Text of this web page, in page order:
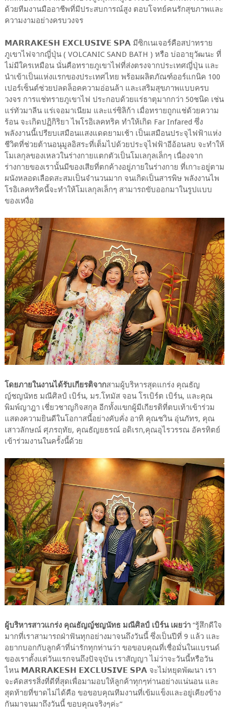
ด้วยทีมงานมืออาชีพที่มีประสบการณ์สูง ตอบโจทย์คนรักสุขภาพและ
ความงามอย่างครบวงจร
𝗠𝗔𝗥𝗥𝗔𝗞𝗘𝗦𝗛 𝗘𝗫𝗖𝗟𝗨𝗦𝗜𝗩𝗘 𝗦𝗣𝗔 มีซิกเนเจอร์คือสปาทราย
ภูเขาไฟจากญี่ปุ่น ( VOLCANIC SAND BATH ) หรือ บ่ออายุวัฒนะ ที่
ไม่มีใครเหมือน นั่นคือทรายภูเขาไฟที่ส่งตรงจากประเทศญี่ปุ่น และ
นำเข้าเป็นแห่งแรกของประเทศไทย พร้อมผลิตภัณฑ์ออร์แกนิค 100
เปอร์เซ็นต์ช่วยปลดล็อคความอ่อนล้า และเสริมสุขภาพแบบครบ
วงจร การแช่ทรายภูเขาไฟ ประกอบด้วยแร่ธาตุมากกว่า 50ชนิด เช่น
แร่ทัวมาลีน แร่เจอมาเนียม และแร่ซิลิก้า เมื่อทรายถูกแช่ด้วยความ
ร้อน จะเกิดปฏิกิริยา ไพโรอิเลคทริค ทำให้เกิด Far Infared ซึ่ง
พลังงานนี้เปรียบเสมือนแสงแดดยามเช้า เป็นเสมือนประจุไฟฟ้าแห่ง
ชีวิตที่ช่วยต้านอนุมูลอิสระที่เต็มไปด้วยประจุไฟฟ้าอีอ้อนลบ จะทำให้
โมเลกุลของเหลวในร่างกายแตกตัวเป็นโมเลกุลเล็กๆ เนื่องจาก
ร่างกายของเรานั้นมีของเสียที่ตกค้างอยู่ภายในร่างกาย ที่เกาะอยู่ตาม
ผนังหลอดเลือดสะสมเป็นจำนวนมาก จนเกิดเป็นสารพิษ พลังงานไพ
โรอิเลคทริคนี้จะทำให้โมเลกุลเล็กๆ สามารถขับออกมาในรูปแบบ
ของเหงื่อ
โดยภายในงานได้รับเกียรติจากสามผู้บริหารสุดแกร่ง คุณธัญ
ญ์ชญนัทธ มณีศิลป์ เบิร์น, มร.โทมัส จอน โรเบิร์ต เบิร์น, และคุณ
พิมพ์ญาฎา เชี่ยวชาญกิจสกุล อีกทั้งแขกผู้มีเกียรติที่ตบเท้าเข้าร่วม
แสดงความยินดีในโอกาสนี้อย่างคับคั่ง อาทิ คุณชวิน อุ่นภัทร, คุณ
เสาวลักษณ์ ศุภรฤทัย, คุณธัญยธรณ์ อดิเรก,คุณอุไรวรรณ อัครทิตย์
เข้าร่วมงานในครั้งนี้ด้วย
ผู้บริหารสาวแกร่ง คุณธัญญ์ชญนัทธ มณีศิลป์ เบิร์น เผยว่า “รู้สึกดีใจ
มากที่เราสามารถฝ่าฟันทุกอย่างมาจนถึงวันนี้ ซึ่งเป็นปีที่ 9 แล้ว และ
อยากบอกกับลูกค้าที่น่ารักทุกท่านว่า ขอขอบคุณที่เชื่อมั่นในแบรนด์
ของเราตั้งแต่วันแรกจนถึงปัจจุบัน เราสัญญา ไม่ว่าจะวันนี้หรือวัน
ไหน 𝗠𝗔𝗥𝗥𝗔𝗞𝗘𝗦𝗛 𝗘𝗫𝗖𝗟𝗨𝗦𝗜𝗩𝗘 𝗦𝗣𝗔 จะไม่หยุดพัฒนา เรา
จะคัดสรรสิ่งที่ดีที่สุดเพื่อมามอบให้ลูกค้าทุกๆท่านอย่างแน่นอน และ
สุดท้ายที่ขาดไม่ได้คือ ขอขอบคุณทีมงานที่เข้มแข็งและอยู่เคียงข้าง
กันมาจนมาถึงวันนี้ ขอบคุณจริงๆค่ะ“